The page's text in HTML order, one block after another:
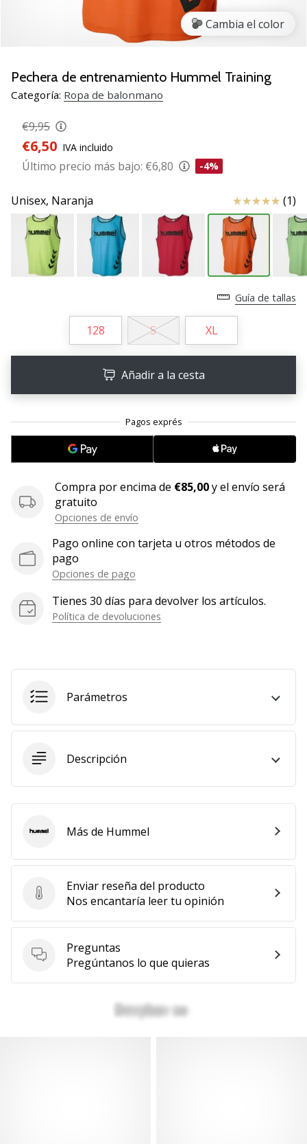
Accelerate
SQD
Descubre
las
actualizaciones
y…
25. 11. 2024
2 min. de lectura
Weplayhandball!
un
¡Te
queremos
nuestro
Mostrar
todos
Cambia el color
Pechera de entrenamiento Hummel Training
Categoría: Ropa de balonmano
€9,95
€6,50 IVA incluido
Último precio más bajo: €6,80 -4%
Unisex, Naranja Reseña (1)
Guía de tallas
128 S XL
Añadir a la cesta
Compra por encima de €85,00y el envío será
gratuito
Opciones de envío
Pago online con tarjeta u otros métodos de
pago
Opciones de pago
Tienes 30 días para devolver los artículos.
Política de devoluciones
Parámetros
Descripción
Enviar reseña del producto
Enviar reseña del producto
Nos encantaría leer tu opinión
Preguntas
Preguntas
Pregúntanos lo que quieras
HummelMás de Hummel